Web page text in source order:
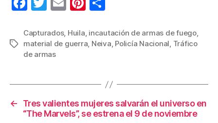
c
e
o
o
k
tt
er
ail er
e
m
p
tir
Etiquetas
Capturados, Huila, incautación de armas de fuego,
material de guerra, Neiva, Policía Nacional, Tráfico
de armas
←
Tres valientes mujeres salvarán el universo en
“The Marvels”, se estrena el 9 de noviembre